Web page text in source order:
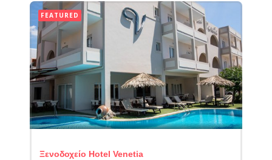
FEATURED
Ξενοδοχείο Hotel Venetia